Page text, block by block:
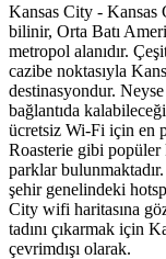
Kansas City - Kansas
bilinir, Orta Batı
metropol alanıdır.
cazibe noktasıyla
destinasyondur.
bağlantıda
ücretsiz Wi-Fi için en
Roasterie gibi
parklar
şehir genelindeki
City wifi haritasına
tadını çıkarmak için
çevrimdışı olarak.